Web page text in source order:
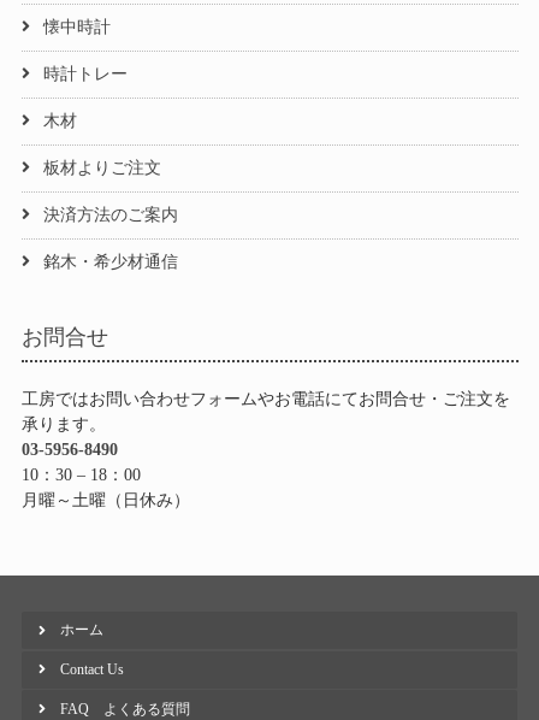
懐中時計
時計トレー
木材
板材よりご注文
決済方法のご案内
銘木・希少材通信
お問合せ
工房ではお問い合わせフォームやお電話にてお問合せ・ご注文を
承ります。
03-5956-8490
10：30 – 18：00
月曜～土曜（日休み）
ホーム
Contact Us
FAQ よくある質問